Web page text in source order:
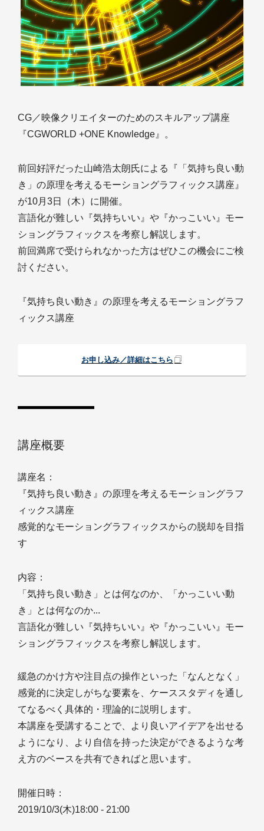
CG／映像クリエイターのためのスキルアップ講座
『CGWORLD +ONE Knowledge』。
前回好評だった山崎浩太朗氏による『「気持ち良い動
き」の原理を考えるモーショングラフィックス講座』
が10月3日（木）に開催。
言語化が難しい『気持ちいい』や『かっこいい』モー
ショングラフィックスを考察し解説します。
前回満席で受けられなかった方はぜひこの機会にご検
討ください。
『気持ち良い動き』の原理を考えるモーショングラフ
ィックス講座
お申し込み／詳細はこちら
講座概要
講座名：
『気持ち良い動き』の原理を考えるモーショングラフ
ィックス講座
感覚的なモーショングラフィックスからの脱却を目指
す
内容：
「気持ち良い動き」とは何なのか、「かっこいい動
き」とは何なのか...
言語化が難しい『気持ちいい』や『かっこいい』モー
ショングラフィックスを考察し解説します。
緩急のかけ方や注目点の操作といった「なんとなく」
感覚的に決定しがちな要素を、ケーススタディを通し
てなるべく具体的・理論的に説明します。
本講座を受講することで、より良いアイデアを出せる
ようになり、より自信を持った決定ができるような考
え方のベースを共有できればと思います。
開催日時：
2019/10/3(木)18:00 - 21:00